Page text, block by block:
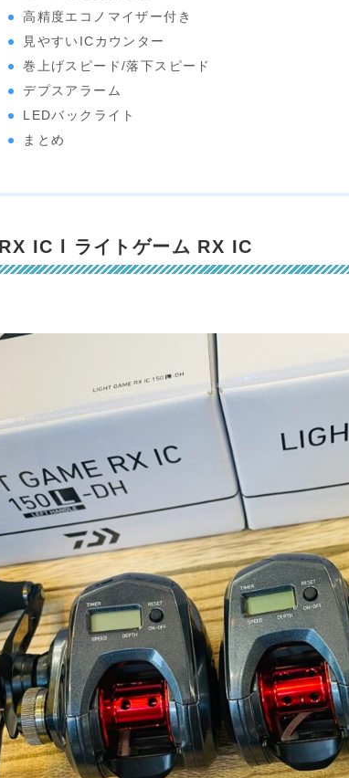
高精度エコノマイザー付き
見やすいICカウンター
巻上げスピード/落下スピード
デプスアラーム
LEDバックライト
まとめ
IC l ライトゲーム RX IC